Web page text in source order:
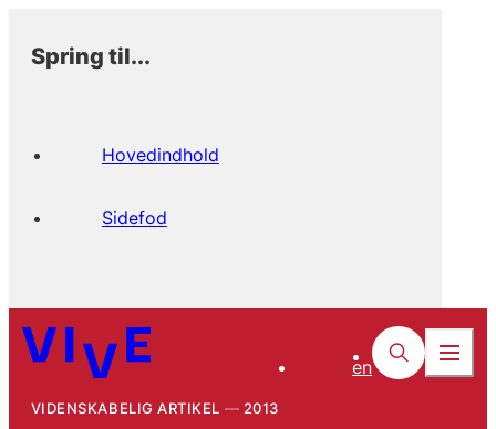
Spring til...
Hovedindhold
Sidefod
en
VIDENSKABELIG ARTIKEL 2013